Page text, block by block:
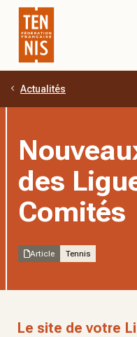
Aller au contenu principal
Actualités
des
Comités
Article Tennis
Le site de votre